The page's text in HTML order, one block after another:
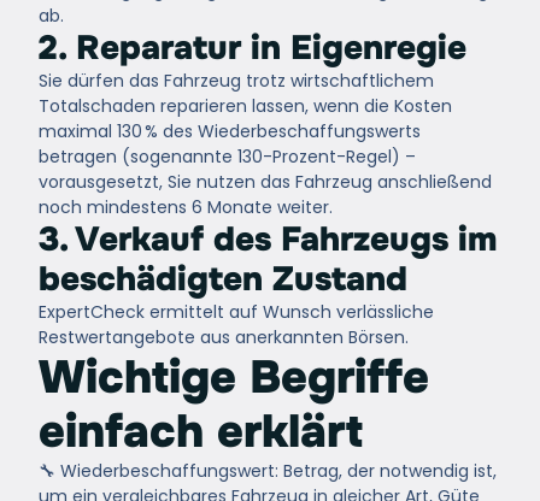
ab.
2. Reparatur in Eigenregie
Sie dürfen das Fahrzeug trotz wirtschaftlichem
Totalschaden reparieren lassen, wenn die Kosten
maximal 130 % des Wiederbeschaffungswerts
betragen (sogenannte 130-Prozent-Regel) –
vorausgesetzt, Sie nutzen das Fahrzeug anschließend
noch mindestens 6 Monate weiter.
3. Verkauf des Fahrzeugs im
beschädigten Zustand
ExpertCheck ermittelt auf Wunsch verlässliche
Restwertangebote aus anerkannten Börsen.
Wichtige Begriffe
einfach erklärt
🔧Wiederbeschaffungswert: Betrag, der notwendig ist,
um ein vergleichbares Fahrzeug in gleicher Art, Güte